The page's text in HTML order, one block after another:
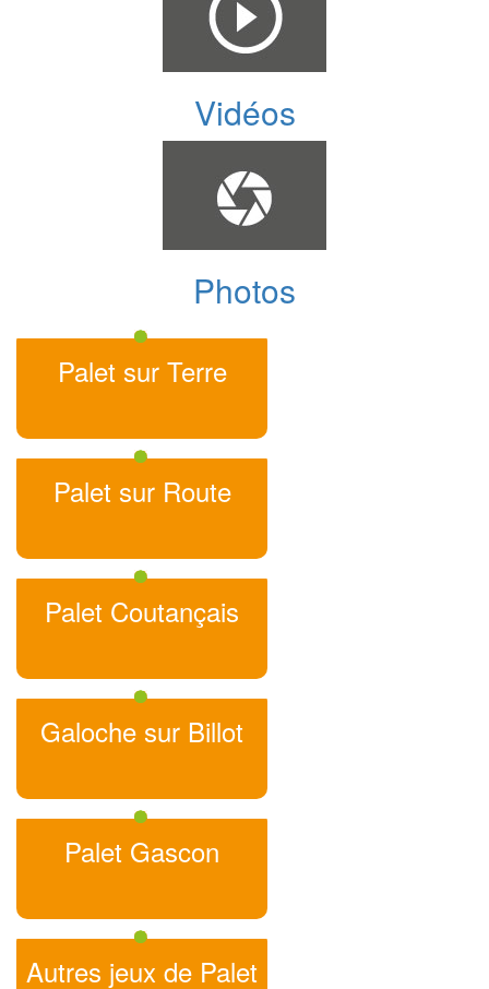
Vidéos
Photos
Palet sur Terre
Palet sur Route
Palet Coutançais
Galoche sur Billot
Palet Gascon
Autres jeux de Palet